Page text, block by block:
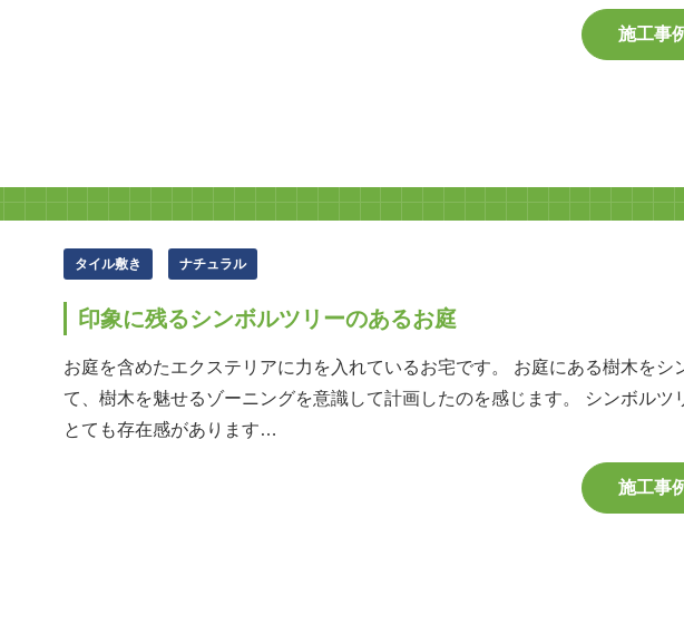
施工事
タイル敷き ナチュラル
印象に残るシンボルツリーのあるお庭
お庭を含めたエクステリアに力を入れているお宅です。 お庭にある樹木をシ
て、樹木を魅せるゾーニングを意識して計画したのを感じます。 シンボルツ
とても存在感があります…
施工事